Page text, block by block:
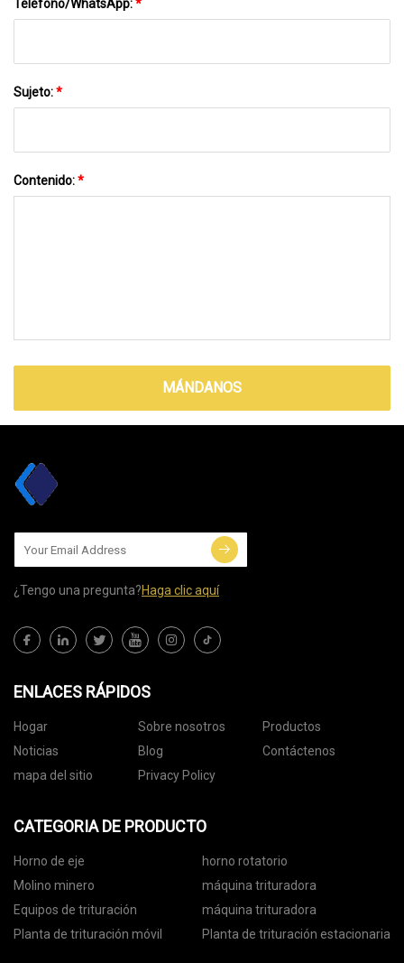
Teléfono/WhatsApp:*
Sujeto:*
Contenido:*
MÁNDANOS
¿Tengo una pregunta?Haga clic aquí
ENLACES RÁPIDOS
Hogar Sobre nosotros
Productos
Noticias
Blog
Contáctenos
mapa del sitio
Privacy Policy
CATEGORIA DE PRODUCTO
Horno de eje
horno rotatorio
Molino minero
máquina trituradora
Equipos de trituración
máquina trituradora
Planta de trituración móvil
Planta de trituración estacionaria